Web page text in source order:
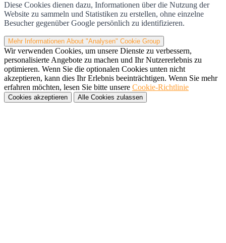
Diese Cookies dienen dazu, Informationen über die Nutzung der
Website zu sammeln und Statistiken zu erstellen, ohne einzelne
Besucher gegenüber Google persönlich zu identifizieren.
Mehr Informationen About "Analysen" Cookie Group
Wir verwenden Cookies, um unsere Dienste zu verbessern,
personalisierte Angebote zu machen und Ihr Nutzererlebnis zu
optimieren. Wenn Sie die optionalen Cookies unten nicht
akzeptieren, kann dies Ihr Erlebnis beeinträchtigen. Wenn Sie mehr
erfahren möchten, lesen Sie bitte unsere Cookie-Richtlinie
Cookies akzeptieren Alle Cookies zulassen